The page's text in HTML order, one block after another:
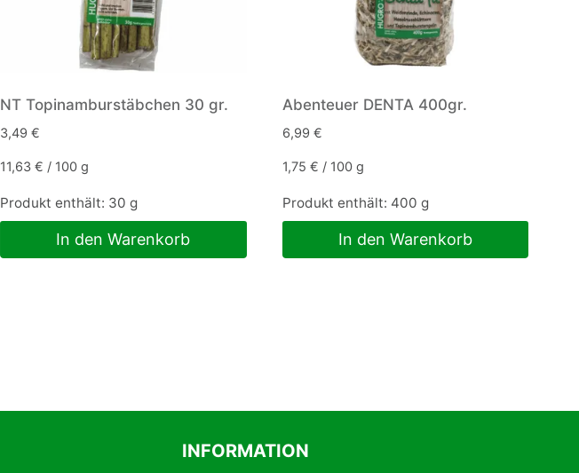
NT Topinamburstäbchen 30 gr.
3,49 €
11,63 € / 100 g
Produkt enthält: 30 g
In den Warenkorb
Abenteuer DENTA 400gr.
6,99 €
1,75 € / 100 g
Produkt enthält: 400 g
In den Warenkorb
INFORMATION